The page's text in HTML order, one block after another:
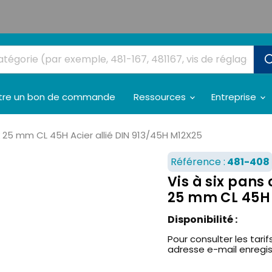
un bon de commande Ressources Entreprise
mm CL 45H Acier allié DIN 913/45H M12X25
Référence : 481-408
Vis à six pans
25 mm CL
Disponibilité :
Pour consulter les
adresse e-mail